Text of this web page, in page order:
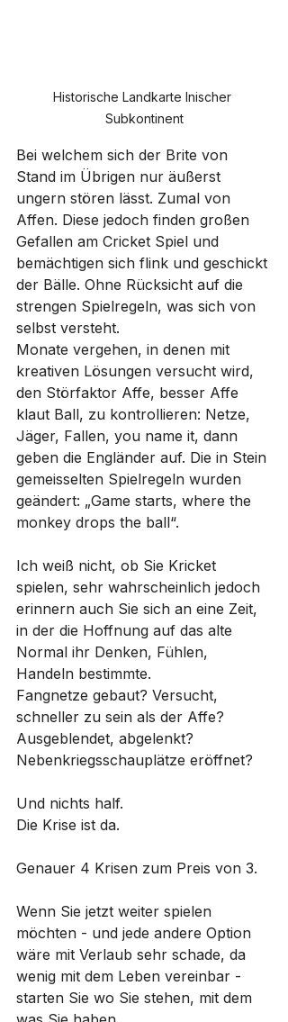
Historische Landkarte Inischer
Subkontinent
Bei welchem sich der Brite von
Stand im Übrigen nur äußerst
ungern stören lässt. Zumal von
Affen. Diese jedoch finden großen
Gefallen am Cricket Spiel und
bemächtigen sich flink und geschickt
der Bälle. Ohne Rücksicht auf die
strengen Spielregeln, was sich von
selbst versteht.
Monate vergehen, in denen mit
kreativen Lösungen versucht wird,
den Störfaktor Affe, besser Affe
klaut Ball, zu kontrollieren: Netze,
Jäger, Fallen, you name it, dann
geben die Engländer auf. Die in Stein
gemeisselten Spielregeln wurden
geändert: „Game starts, where the
monkey drops the ball“.
Ich weiß nicht, ob Sie Kricket
spielen, sehr wahrscheinlich jedoch
erinnern auch Sie sich an eine Zeit,
in der die Hoffnung auf das alte
Normal ihr Denken, Fühlen,
Handeln bestimmte.
Fangnetze gebaut? Versucht,
schneller zu sein als der Affe?
Ausgeblendet, abgelenkt?
Nebenkriegsschauplätze eröffnet?
Und nichts half.
Die Krise ist da.
Genauer 4 Krisen zum Preis von 3.
Wenn Sie jetzt weiter spielen
möchten - und jede andere Option
wäre mit Verlaub sehr schade, da
wenig mit dem Leben vereinbar -
starten Sie wo Sie stehen, mit dem